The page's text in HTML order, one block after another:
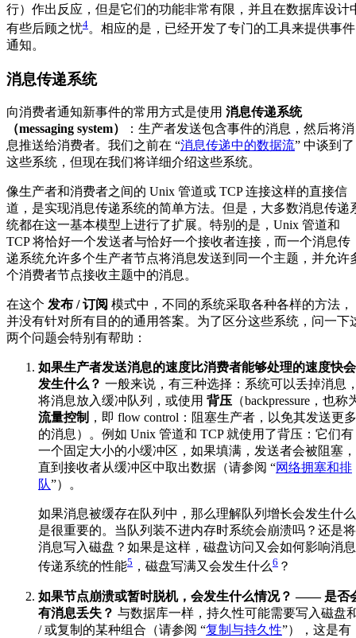
行）作出反应，但是它们的功能非常有限，并且在数据库设计
有些后顾之忧4。相应的是，已经开发了专门的工具来提供事件
通知。
消息传递系统
向消费者通知新事件的常用方式是使用 消息传递系统
（messaging system）
：生产者发送包含事件的消息，然后将消
息推送给消费者。我们之前在 “消息传递中的数据流” 中谈到了
这些系统，但现在我们将详细介绍这些系统。
像生产者和消费者之间的 Unix 管道或 TCP 连接这样的直接信
道，是实现消息传递系统的简单方法。但是，大多数消息传递
统都在这一基本模型上进行了扩展。特别的是，Unix 管道和
TCP 将恰好一个发送者与恰好一个接收者连接，而一个消息传
递系统允许多个生产者节点将消息发送到同一个主题，并允许
个消费者节点接收主题中的消息。
在这个 发布 / 订阅 模式中，不同的系统采取各种各样的方法，
并没有针对所有目的的通用答案。为了区分这些系统，问一下
两个问题会特别有帮助：
如果生产者发送消息的速度比消费者能够处理的速度快会
发生什么？ 一般来说，有三种选择：系统可以丢掉消息
将消息放入缓冲队列，或使用 背压 （backpressure，也称
流量控制 ，即 flow control：阻塞生产者，以免其发送更多
的消息）。例如 Unix 管道和 TCP 就使用了背压：它们有
一个固定大小的小缓冲区，如果填满，发送者会被阻塞，
直到接收者从缓冲区中取出数据（请参阅 “网络拥塞和排
队”）。
如果消息被缓存在队列中，那么理解队列增长会发生什么
是很重要的。当队列装不进内存时系统会崩溃吗？还是将
消息写入磁盘？如果是这样，磁盘访问又会如何影响消息
传递系统的性能5 ，磁盘写满又会发生什么6 ？
如果节点崩溃或暂时脱机，会发生什么情况？ —— 是否
有消息丢失？ 与数据库一样，持久性可能需要写入磁盘
/ 或复制的某种组合（请参阅 “复制与持久性”），这是有